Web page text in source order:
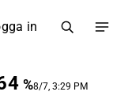
in
%8/7, 3:29 PM